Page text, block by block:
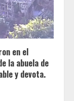
en el
la abuela de
y devota.